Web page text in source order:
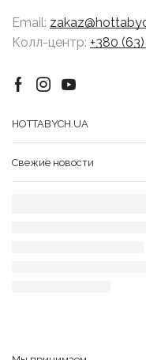
Email:
Колл-центр: +380
Facebook
Instagram
Youtube
HOTTABYCH.UA
Свежие новости